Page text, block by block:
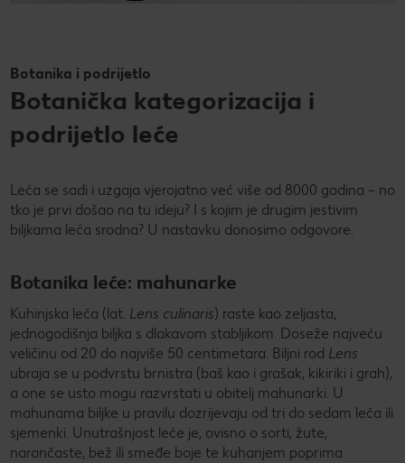
Botanika i podrijetlo
Botanička kategorizacija i
podrijetlo leće
Leća se sadi i uzgaja vjerojatno već više od 8000 godina – no
tko je prvi došao na tu ideju? I s kojim je drugim jestivim
biljkama leća srodna? U nastavku donosimo odgovore.
Botanika leće: mahunarke
Kuhinjska leća (lat. Lens culinaris) raste kao zeljasta,
jednogodišnja biljka s dlakavom stabljikom. Doseže najveću
veličinu od 20 do najviše 50 centimetara. Biljni rod Lens
ubraja se u podvrstu brnistra (baš kao i grašak, kikiriki i grah),
a one se usto mogu razvrstati u obitelj mahunarki. U
mahunama biljke u pravilu dozrijevaju od tri do sedam leća ili
sjemenki. Unutrašnjost leće je, ovisno o sorti, žute,
narančaste, bež ili smeđe boje te kuhanjem poprima